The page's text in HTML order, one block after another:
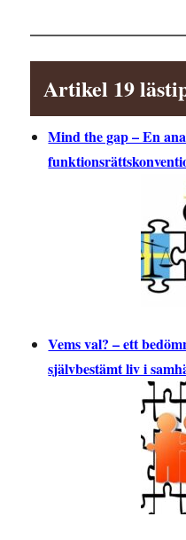
Artikel 19
Mind the gap – En
Vems val? – ett
självbestämt liv i